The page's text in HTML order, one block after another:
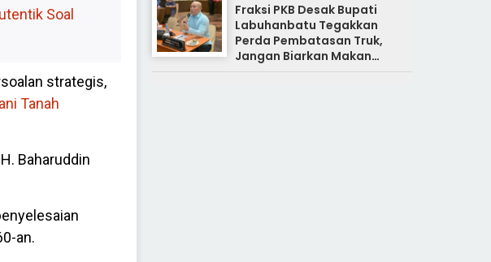
Soal
strategis,
Tanah
Baharuddin
an.
Fraksi PKB Desak Bupati
Labuhanbatu Tegakkan
Perda Pembatasan Truk,
Jangan Biarkan Makan
Korban